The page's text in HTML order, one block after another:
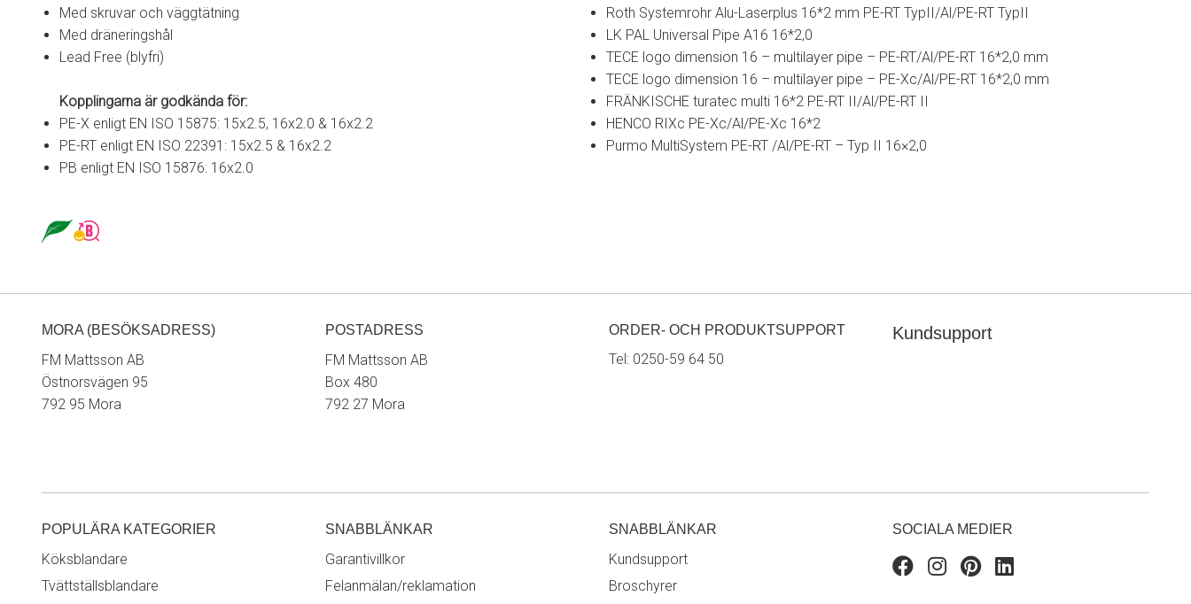
Med skruvar och väggtätning
Med dräneringshål
Lead Free (blyfri)
Kopplingarna är godkända för:
PE-X enligt EN ISO 15875: 15x2.5, 16x2.0 & 16x2.2
PE-RT enligt EN ISO 22391: 15x2.5 & 16x2.2
PB enligt EN ISO 15876: 16x2.0
Roth Systemrohr Alu-Laserplus 16*2 mm PE-RT TypII/Al/PE-RT TypII
LK PAL Universal Pipe A16 16*2,0
TECE logo dimension 16 – multilayer pipe – PE-RT/Al/PE-RT 16*2,0 mm
TECE logo dimension 16 – multilayer pipe – PE-Xc/Al/PE-RT 16*2,0 mm
FRÄNKISCHE turatec multi 16*2 PE-RT II/Al/PE-RT II
HENCO RIXc PE-Xc/Al/PE-Xc 16*2
Purmo MultiSystem PE-RT /Al/PE-RT – Typ II 16×2,0
MORA (BESÖKSADRESS)
FM Mattsson AB
Östnorsvägen 95
792 95 Mora
POSTADRESS
FM Mattsson AB
Box 480
792 27 Mora
ORDER- OCH PRODUKTSUPPORT
Tel: 0250-59 64 50
Kundsupport
POPULÄRA KATEGORIER
Köksblandare
Tvättställsblandare
SNABBLÄNKAR
Garantivillkor
Felanmälan/reklamation
SNABBLÄNKAR
Kundsupport
Broschyrer
SOCIALA MEDIER
FacebookInstagram
Pinterest